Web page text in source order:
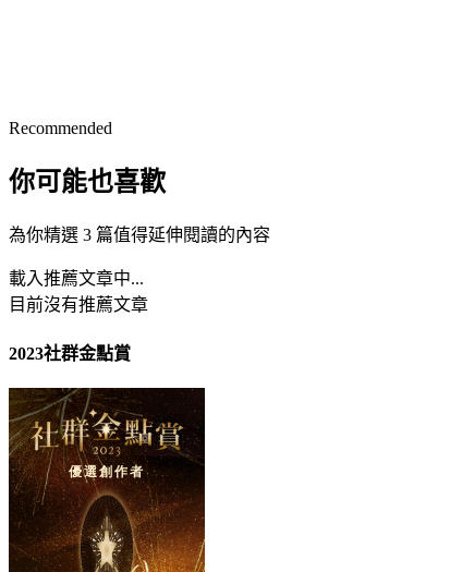
Recommended
你可能也喜歡
為你精選 3 篇值得延伸閱讀的內容
載入推薦文章中...
目前沒有推薦文章
2023社群金點賞